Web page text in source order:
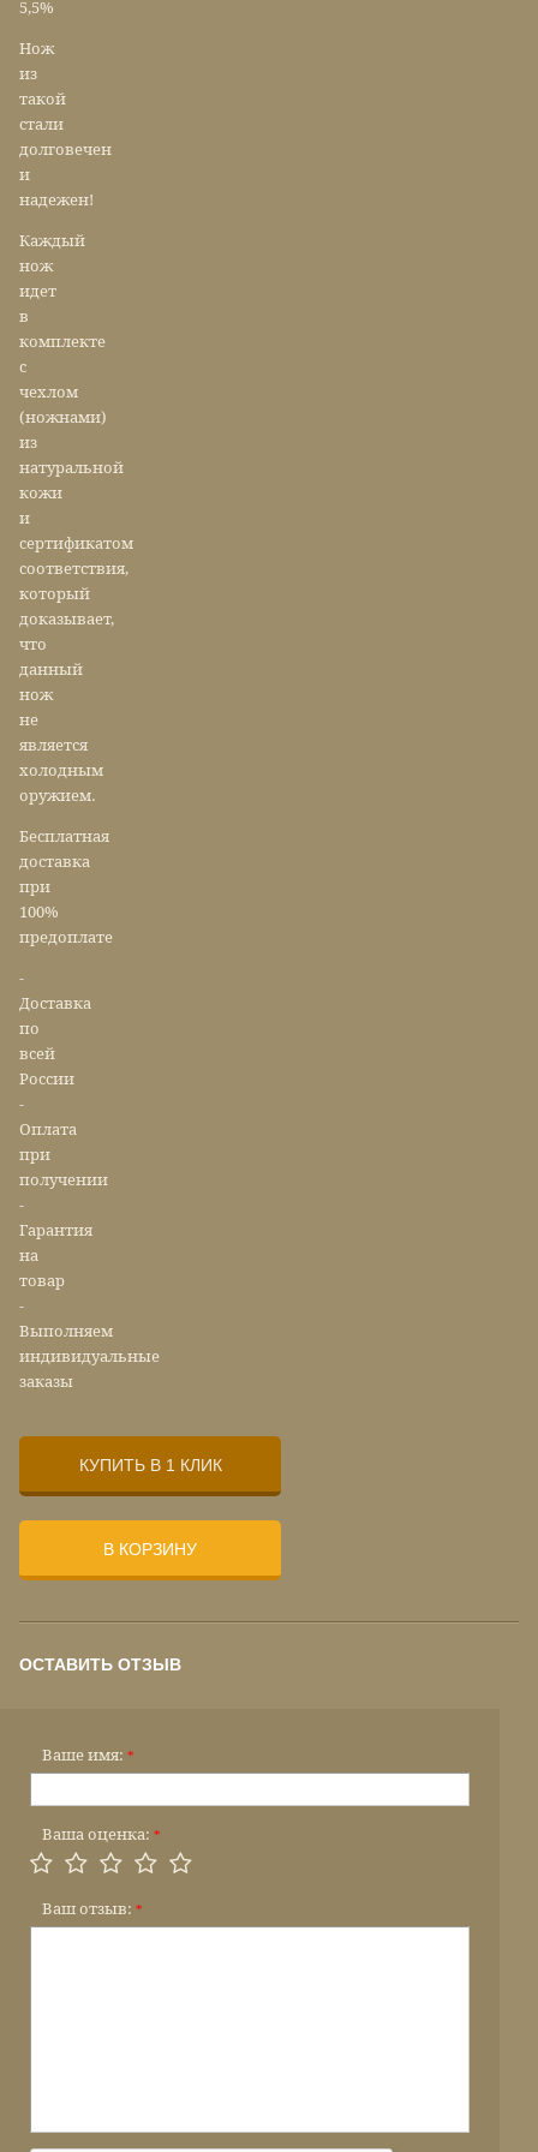
5,5%
Нож
из
такой
стали
долговечен
и
надежен!
Каждый
нож
идет
в
комплекте
с
чехлом
(ножнами)
из
натуральной
кожи
и
сертификатом
соответствия,
который
доказывает,
что
данный
нож
не
является
холодным
оружием.
Бесплатная
доставка
при
100%
предоплате
-
Доставка
по
всей
России
-
Оплата
при
получении
-
Гарантия
на
товар
-
Выполняем
индивидуальные
заказы
КУПИТЬ В 1 КЛИК
В КОРЗИНУ
ОСТАВИТЬ ОТЗЫВ
Ваше имя: *
Ваша оценка: *
Ваш отзыв: *